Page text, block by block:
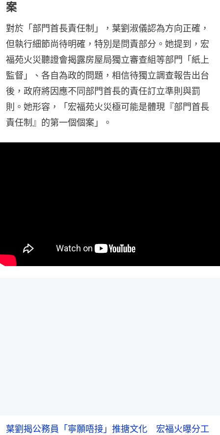
案
對於「部門首長責任制」，葉劉淑儀認為方向正確，
但執行細節尚待明確，特別是問責部分。她提到，宏
福苑火災聽證會揭露房屋局獨立審查組等部門「紙上
監督」、各自為政的問題，相信待獨立調查報告出台
後，政府將因應不同部門首長的責任訂立準則與罰
則。她形容，「宏福苑火災極可能是體現『部門首長
責任制』的第一個個案」。
葉劉揭公務員「寧願唔接」推搪文化 宏福火曝分工